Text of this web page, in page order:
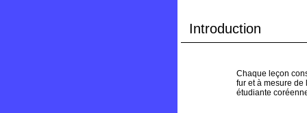
Introduction
Chaque leçon
fur et à mesure
étudiante